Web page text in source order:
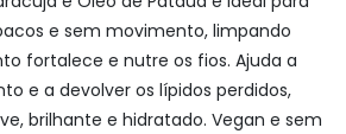
e sem movimento, limpando
fortalece e nutre os fios. Ajuda a
e a devolver os lípidos perdidos,
brilhante e hidratado. Vegan e sem